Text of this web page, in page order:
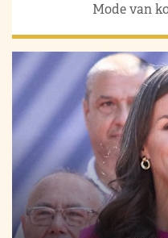
Mode van